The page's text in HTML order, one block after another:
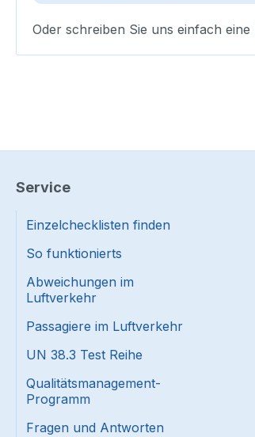
Oder schreiben Sie uns einfach eine
Service
Einzelchecklisten finden
So funktionierts
Abweichungen im
Luftverkehr
Passagiere im Luftverkehr
UN 38.3 Test Reihe
Qualitätsmanagement-
Programm
Fragen und Antworten